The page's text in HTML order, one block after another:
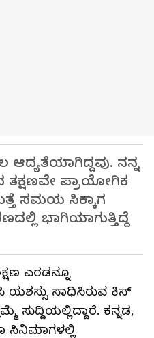
ಆದ್ಯತೆಯಾಗಿದ್ದವು. ನನ್ನ
ತಕ್ಷಣವೇ ಪ್ರಾಯೋಗಿಕ
ಮತ್ತೆ ಸಮಯ ಸಿಕ್ಕಾಗ
ಭಾಗಿಯಾಗುತ್ತಿದ್ದೆ
ಎರಡನ್ನೂ
ಸಾಧಿಸಿರುವ ಕಿಸ್
ಸುದ್ದಿಯಲ್ಲಿದ್ದಾರೆ. ಕನ್ನಡ,
ಸಿನಿಮಾಗಳಲ್ಲಿ